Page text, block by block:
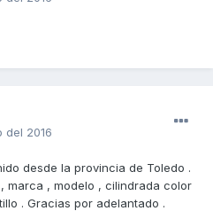
del 2016
desde la provincia de Toledo .
marca , modelo , cilindrada color
. Gracias por adelantado .